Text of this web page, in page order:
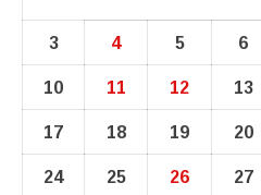
3
4 5 6
10
11 12 13
17
18 19 20
24
25 26 27